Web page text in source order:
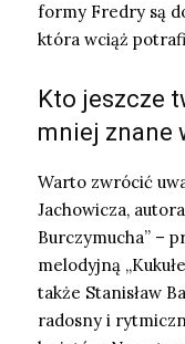
formy Fredry są
która wciąż
Kto jeszcze
mniej znane
Warto zwrócić
Jachowicza,
Burczymucha” –
melodyjną
także Stanisław
radosny i